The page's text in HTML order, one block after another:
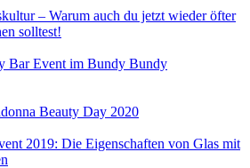
– Warum auch du jetzt wieder öfter
solltest!
Bar Event im Bundy Bundy
Beauty Day 2020
2019: Die Eigenschaften von Glas mit